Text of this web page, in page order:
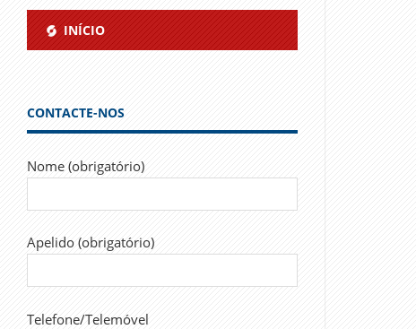
INÍCIO
CONTACTE-NOS
Nome (obrigatório)
Apelido (obrigatório)
Telefone/Telemóvel